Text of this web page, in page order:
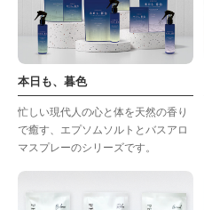
本日も、暮色
忙しい現代人の心と体を天然の香り
で癒す、エプソムソルトとバスアロ
マスプレーのシリーズです。